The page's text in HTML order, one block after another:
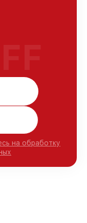
на обработку